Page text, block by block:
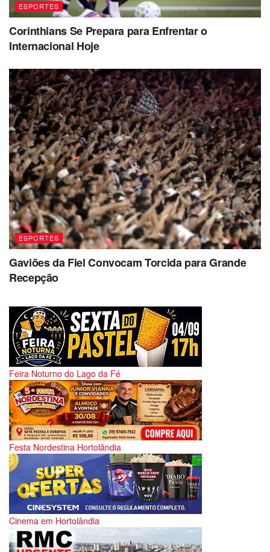
ESPORTES
Corinthians Se Prepara para Enfrentar o
Internacional Hoje
ESPORTES
Gaviões da Fiel Convocam Torcida para Grande
Recepção
Feira Noturno do Lago da Fé
Festa Nordestina Hortolândia
Cinema em Hortolândia